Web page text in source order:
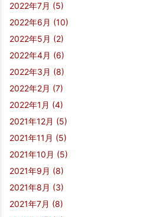
2022年7月 (5)
2022年6月 (10)
2022年5月 (2)
2022年4月 (6)
2022年3月 (8)
2022年2月 (7)
2022年1月 (4)
2021年12月 (5)
2021年11月 (5)
2021年10月 (5)
2021年9月 (8)
2021年8月 (3)
2021年7月 (8)